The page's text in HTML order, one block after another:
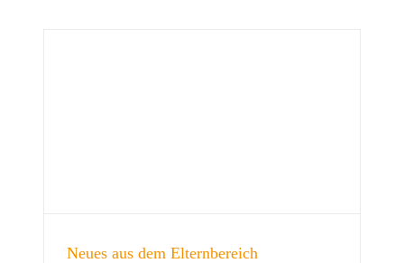
Neues aus dem Elternbereich